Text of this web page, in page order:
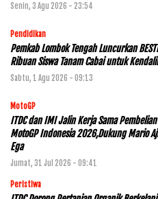
Senin, 3 Agu 2026 - 23:54
Pendidikan
Pemkab Lombok Tengah Luncurkan
Ribuan Siswa Tanam Cabai untuk
Sabtu, 1 Agu 2026 - 09:13
MotoGP
ITDC dan IMI Jalin Kerja Sama
MotoGP Indonesia 2026,Dukung Mario
Ega
Jumat, 31 Jul 2026 - 09:41
Peristiwa